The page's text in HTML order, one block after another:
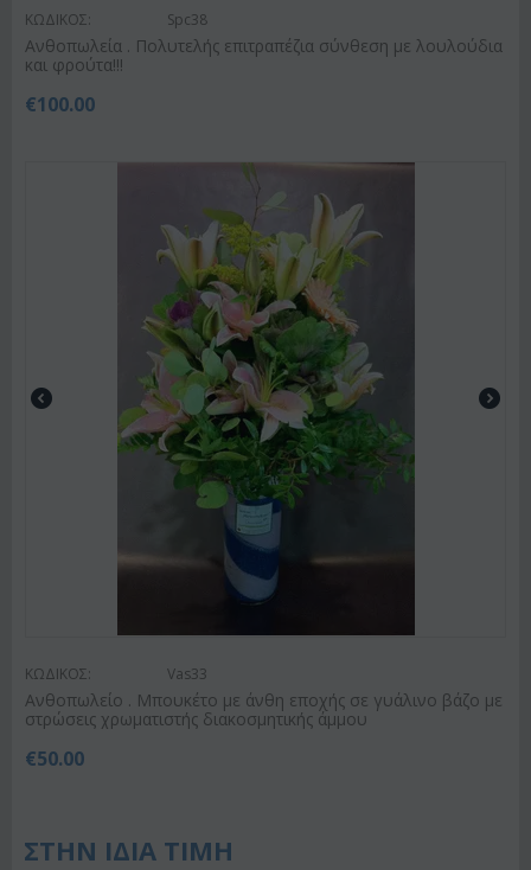
ΚΩΔΙΚΟΣ: Spc38
Ανθοπωλεία . Πολυτελής επιτραπέζια σύνθεση με λουλούδια
και φρούτα!!!
€100.00
ΚΩΔΙΚΟΣ: Vas33
Ανθοπωλείο . Μπουκέτο με άνθη εποχής σε γυάλινο βάζο με
στρώσεις χρωματιστής διακοσμητικής άμμου
€50.00
ΣΤΗΝ ΙΔΙΑ ΤΙΜΗ